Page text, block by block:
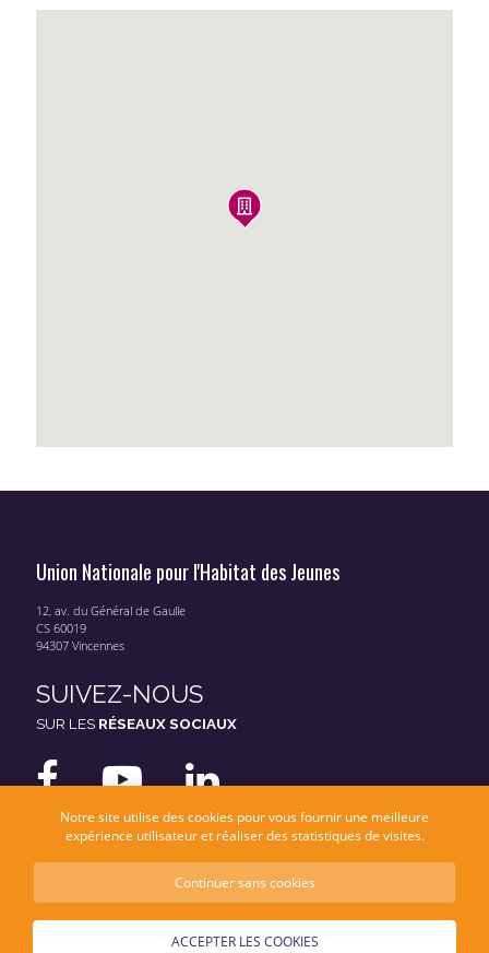
Union Nationale pour l'Habitat des Jeunes
12, av. du Général de Gaulle
CS 60019
94307 Vincennes
SUIVEZ-NOUS
SUR LES RÉSEAUX SOCIAUX
Mentions légales
© UNHAJ 2026 - Une réalisationMoonseven
Notre site utilise des cookies pour vous fournir une meilleure
expérience utilisateur et réaliser des statistiques de visites.
Continuer sans cookies
ACCEPTER LES COOKIES